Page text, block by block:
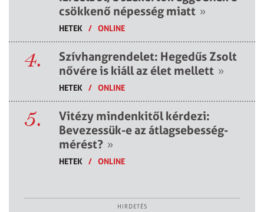
csökkenő népesség miatt »
HETEK / ONLINE
4.
Szívhangrendelet: Hegedűs Zsolt
nővére is kiáll az élet mellett »
HETEK / ONLINE
5.
Vitézy mindenkitől kérdezi:
Bevezessük-e az átlagsebesség-
mérést? »
HETEK / ONLINE
HIRDETÉS